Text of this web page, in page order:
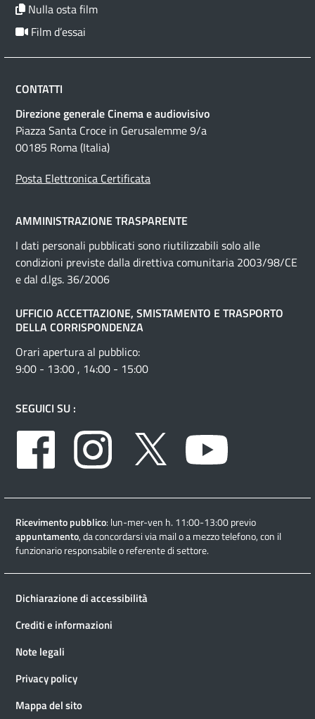
Nulla osta film
Film d’essai
CONTATTI
Direzione generale Cinema e audiovisivo
Piazza Santa Croce in Gerusalemme 9/a
00185 Roma (Italia)
Posta Elettronica Certificata
AMMINISTRAZIONE TRASPARENTE
I dati personali pubblicati sono riutilizzabili solo alle
condizioni previste dalla direttiva comunitaria 2003/98/CE
e dal d.lgs. 36/2006
UFFICIO ACCETTAZIONE, SMISTAMENTO E TRASPORTO
DELLA CORRISPONDENZA
Orari apertura al pubblico:
9:00 - 13:00 , 14:00 - 15:00
SEGUICI SU :
Facebook
Instagram Twitter
Ricevimento pubblico: lun-mer-ven h. 11:00-13:00 previo
appuntamento, da concordarsi via mail o a mezzo telefono, con il
funzionario responsabile o referente di settore.
Dichiarazione di accessibilità
Crediti e informazioni
Note legali
Privacy policy
Mappa del sito